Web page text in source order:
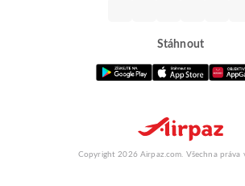
Stáhnout
Copyright 2026 Airpaz.com. Všechna práva